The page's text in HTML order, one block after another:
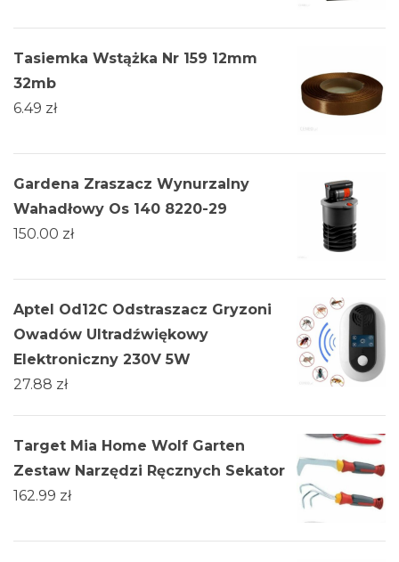
Tasiemka Wstążka Nr 159 12mm
32mb
6.49 zł
Gardena Zraszacz Wynurzalny
Wahadłowy Os 140 8220-29
150.00 zł
Aptel Od12C Odstraszacz Gryzoni
Owadów Ultradźwiękowy
Elektroniczny 230V 5W
27.88 zł
Target Mia Home Wolf Garten
Zestaw Narzędzi Ręcznych Sekator
162.99 zł